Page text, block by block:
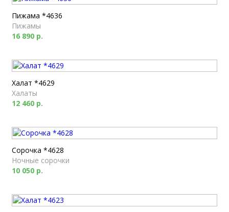
Пижама *4636
Пижамы
16 890 р.
Халат *4629
Халаты
12 460 р.
Сорочка *4628
Ночные сорочки
10 050 р.